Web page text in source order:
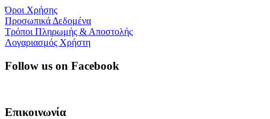
Όροι Χρήσης
Προσωπικά Δεδομένα
Τρόποι Πληρωμής & Αποστολής
Λογαριασμός Χρήστη
Follow us on Facebook
Επικοινωνία